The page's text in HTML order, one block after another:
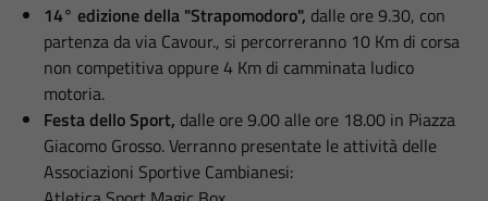
14° edizione della "Strapomodoro", dalle ore 9.30, con
partenza da via Cavour., si percorreranno 10 Km di corsa
non competitiva oppure 4 Km di camminata ludico
motoria.
Festa dello Sport, dalle ore 9.00 alle ore 18.00 in Piazza
Giacomo Grosso. Verranno presentate le attività delle
Associazioni Sportive Cambianesi: